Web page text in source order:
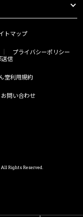
トマップ
プライバシーポリシー
信
堂利用規約
お問い合わせ
Rights Reserved.